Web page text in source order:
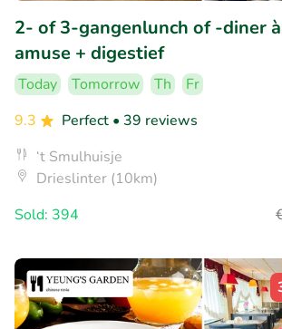
2- of 3-gangenlunch of -diner
amuse + digestief
Today Tomorrow Th
Fr
9.3
Perfect • 39 reviews
‘t Smulhuisje
Drieslinter (10km)
Sold: 394